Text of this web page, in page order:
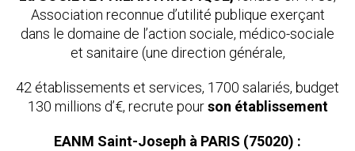
Association reconnue d’utilité publique exerçant
dans le domaine de l’action sociale, médico-sociale
et sanitaire (une direction générale,
42 établissements et services, 1700 salariés, budget
130 millions d’€, recrute pourson établissement
EANM Saint-Joseph à PARIS (75020) :